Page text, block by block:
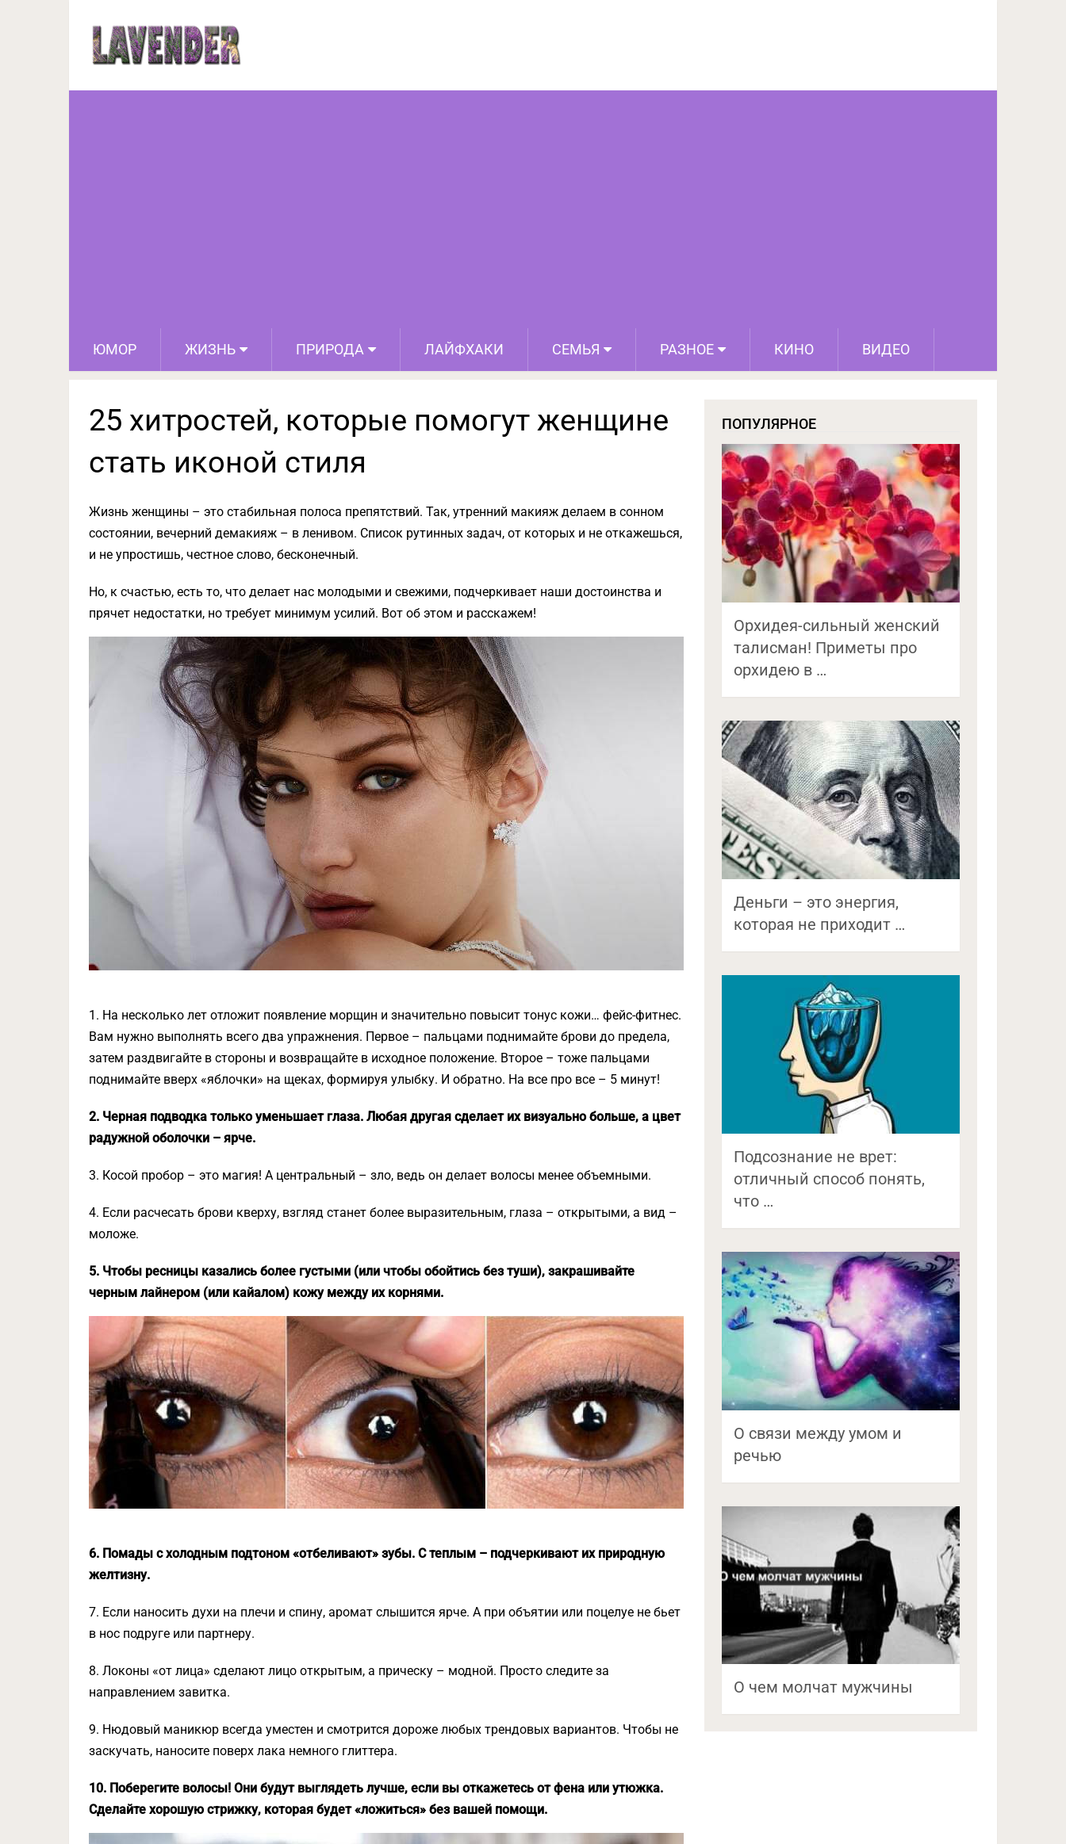
ЮМОР ЖИЗНЬ ПРИРОДА ЛАЙФХАКИ СЕМЬЯ РАЗНОЕ КИНО ВИДЕО
25 хитростей, которые помогут женщине стать иконой стиля
25 хитростей, которые помогут женщине
стать иконой стиля
Жизнь женщины – это стабильная полоса препятствий. Так, утренний макияж делаем в сонном
состоянии, вечерний демакияж – в ленивом. Список рутинных задач, от которых и не откажешься,
и не упростишь, честное слово, бесконечный.
Но, к счастью, есть то, что делает нас молодыми и свежими, подчеркивает наши достоинства и
прячет недостатки, но требует минимум усилий. Вот об этом и расскажем!
1. На несколько лет отложит появление морщин и значительно повысит тонус кожи… фейс-фитнес.
Вам нужно выполнять всего два упражнения. Первое – пальцами поднимайте брови до предела,
затем раздвигайте в стороны и возвращайте в исходное положение. Второе – тоже пальцами
поднимайте вверх «яблочки» на щеках, формируя улыбку. И обратно. На все про все – 5 минут!
2. Черная подводка только уменьшает глаза. Любая другая сделает их визуально больше, а цвет
радужной оболочки – ярче.
3. Косой пробор – это магия! А центральный – зло, ведь он делает волосы менее объемными.
4. Если расчесать брови кверху, взгляд станет более выразительным, глаза – открытыми, а вид –
моложе.
5. Чтобы ресницы казались более густыми (или чтобы обойтись без туши), закрашивайте
черным лайнером (или кайалом) кожу между их корнями.
6. Помады с холодным подтоном «отбеливают» зубы. С теплым – подчеркивают их природную
желтизну.
7. Если наносить духи на плечи и спину, аромат слышится ярче. А при объятии или поцелуе не бьет
в нос подруге или партнеру.
8. Локоны «от лица» сделают лицо открытым, а прическу – модной. Просто следите за
направлением завитка.
9. Нюдовый маникюр всегда уместен и смотрится дороже любых трендовых вариантов. Чтобы не
заскучать, наносите поверх лака немного глиттера.
10. Поберегите волосы! Они будут выглядеть лучше, если вы откажетесь от фена или утюжка.
Сделайте хорошую стрижку, которая будет «ложиться» без вашей помощи.
ПОПУЛЯРНОЕ
Орхидея-сильный женский
талисман! Приметы про
орхидею в …
Деньги – это энергия,
которая не приходит …
Подсознание не врет:
отличный способ понять,
что …
О связи между умом и
речью
О чем молчат мужчины